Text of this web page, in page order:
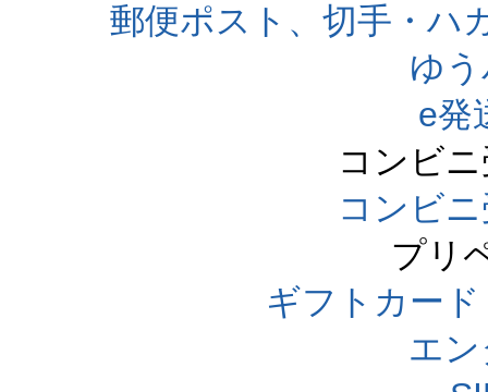
郵便ポスト、切手・ハ
ゆ
e発
コンビ
コンビ
プリ
ギフトカー
エ